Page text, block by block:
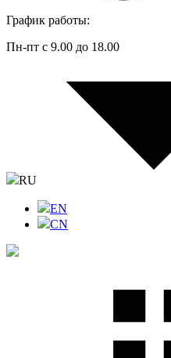
График работы:
Пн-пт с 9.00 до 18.00
RU
EN
CN